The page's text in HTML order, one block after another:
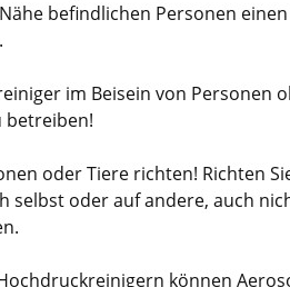
befindlichen Personen einen
im Beisein von Personen
betreiben!
oder Tiere richten! Richten
selbst oder auf andere, auch
können